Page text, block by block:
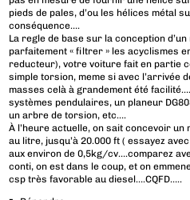
pieds de pales, d’ou les hélices métal
conséquence….
La regle de base sur la conception
parfaitement « filtrer » les acyclismes
reducteur), votre voiture fait en partie
simple torsion, meme si avec l’arrivée
masses celà à grandement été
systèmes pendulaires, un planeur
un arbre de torsion, etc….
À l’heure actuelle, on sait concevoir
au litre, jusqu’à 20.000 ft ( essayez
aux environ de 0,5kg/cv….comparez
conti, on est dans le coup, et on
csp très favorable au diesel….CQFD…..